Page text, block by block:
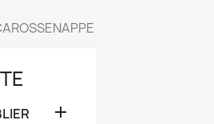
